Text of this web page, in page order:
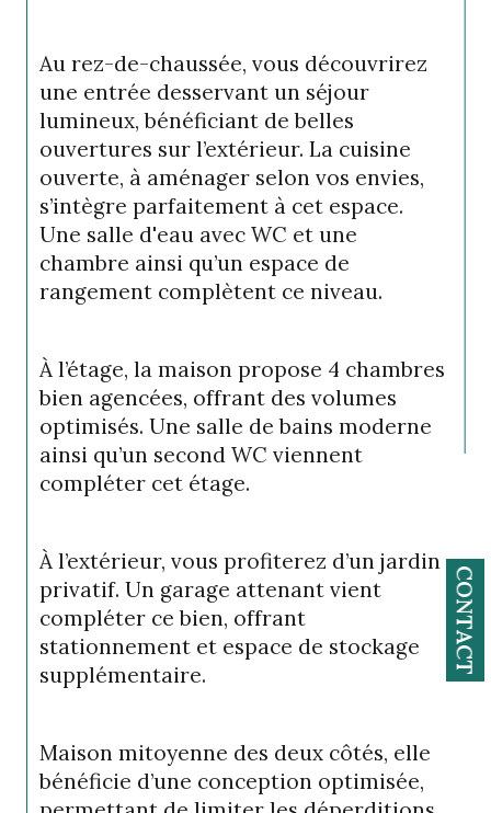
CONTACT
Au rez-de-chaussée, vous découvrirez
une entrée desservant un séjour
lumineux, bénéficiant de belles
ouvertures sur l’extérieur. La cuisine
ouverte, à aménager selon vos envies,
s’intègre parfaitement à cet espace.
Une salle d'eau avec WC et une
chambre ainsi qu’un espace de
rangement complètent ce niveau.
À l’étage, la maison propose 4 chambres
bien agencées, offrant des volumes
optimisés. Une salle de bains moderne
ainsi qu’un second WC viennent
compléter cet étage.
À l’extérieur, vous profiterez d’un jardin
privatif. Un garage attenant vient
compléter ce bien, offrant
stationnement et espace de stockage
supplémentaire.
Maison mitoyenne des deux côtés, elle
bénéficie d’une conception optimisée,